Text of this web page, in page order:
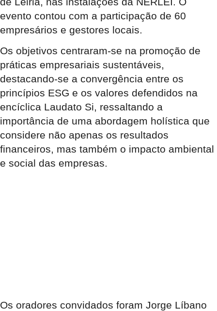
evento contou com a participação de 60
empresários e gestores locais.
Os objetivos centraram-se na promoção de
práticas empresariais sustentáveis,
destacando-se a convergência entre os
princípios ESG e os valores defendidos na
encíclica Laudato Si, ressaltando a
importância de uma abordagem holística que
considere não apenas os resultados
financeiros, mas também o impacto ambiental
e social das empresas.
Os oradores convidados foram Jorge Líbano